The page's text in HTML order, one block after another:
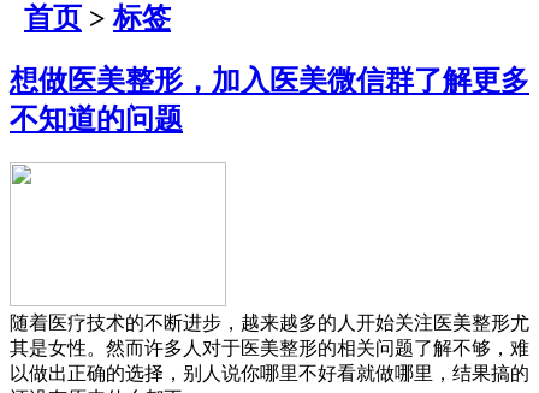
首页 >标签
想做医美整形，加入医美微信群了解更多
不知道的问题
随着医疗技术的不断进步，越来越多的人开始关注医美整形尤
其是女性。然而许多人对于医美整形的相关问题了解不够，难
以做出正确的选择，别人说你哪里不好看就做哪里，结果搞的